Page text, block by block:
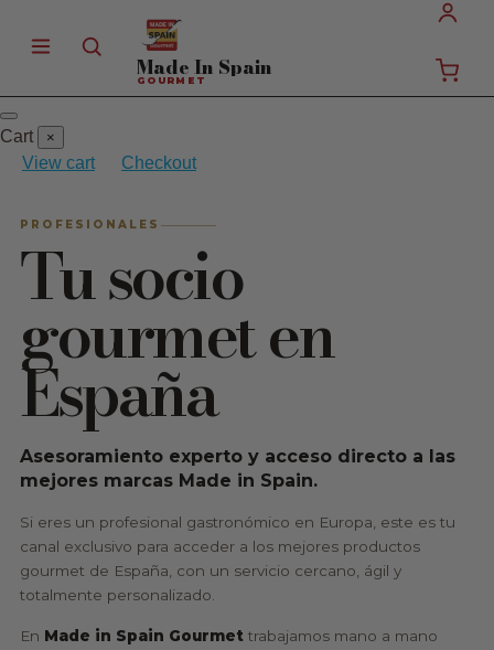
Made In Spain
GOURMET
Cart ×
View cart Checkout
PROFESIONALES
Tu socio
gourmet en
España
Asesoramiento experto y acceso directo a las
mejores marcas Made in Spain.
Si eres un profesional gastronómico en Europa, este es tu
canal exclusivo para acceder a los mejores productos
gourmet de España, con un servicio cercano, ágil y
totalmente personalizado.
En Made in Spain Gourmet trabajamos mano a mano